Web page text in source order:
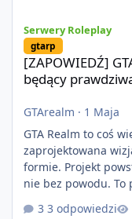
Serwery Roleplay
gtarp
[ZAPOWIEDŹ]
będący
GTArealm · 1 Maja
GTA Realm to coś
zaprojektowana
formie. Projekt
nie bez powodu.
elastyczność i
3 odpowiedzi